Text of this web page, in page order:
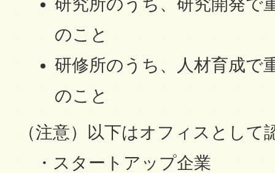
研究所のうち、研究開発で
のこと
研修所のうち、人材育成で
のこと
（注意）以下はオフィスとして
・スタートアップ企業